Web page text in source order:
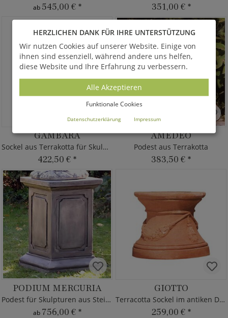
ab 545,00 € * 351,00 € *
GAMBARA
Sockel aus Terrakotta für Skulpturen
422,50 € *
AMEDEO
Podest aus Terrakotta
383,50 € *
PODIUM MERCURIA
Podest für Skulpturen aus Steinguss
ab 756,00 € *
GIOTTO
Terracotta Sockel im antiken Design
259,00 € *
HERZLICHEN DANK FÜR IHRE UNTERSTÜTZUNG
Wir nutzen Cookies auf unserer Website. Einige von
ihnen sind essenziell, während andere uns helfen,
diese Website und Ihre Erfahrung zu verbessern.
Alle Akzeptieren
Funktionale Cookies
Datenschutzerklärung Impressum